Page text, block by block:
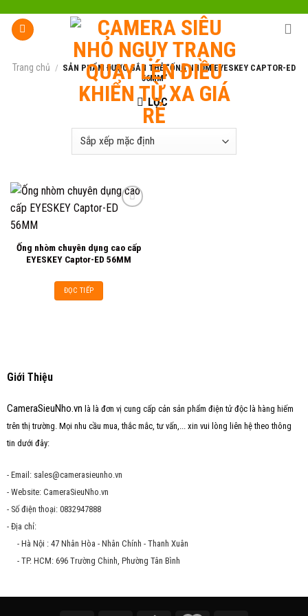
content
Trang chủ / SẢN PHẨM ĐƯỢC GẮN THẺ “ỐNG NHÒM EYESKEY CAPTOR-ED
56MM”
LỌC
wishlist
Ống nhòm chuyên dụng cao cấp
EYESKEY Captor-ED 56MM
ĐỌC TIẾP
Giới Thiệu
CameraSieuNho.vn là là đơn vị cung cấp cản sản phẩm điện tử độc là hàng hiếm
trên thị trường. Mọi nhu cầu mua, thắc mắc, tư vấn,... xin vui lòng liên hệ theo thông
tin dưới đây:
- Email: sales@camerasieunho.vn
- Website: CameraSieuNho.vn
- Số điện thoại: 0832947888
- Địa chỉ:
- Hà Nội : 47 Nhân Hòa - Nhân Chính - Thanh Xuân
- TP. HCM: 696 Trường Chinh, Phường Tân Bình